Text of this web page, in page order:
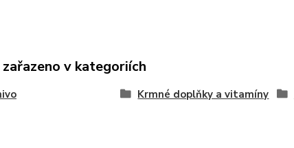
v kategoriích
Krmné doplňky a vitamíny